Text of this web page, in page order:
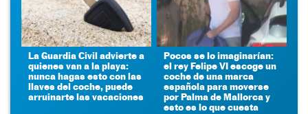
La Guardia Civil advierte a
quienes van a la playa:
nunca hagas esto con las
llaves del coche, puede
arruinarte las vacaciones
Pocos se lo imaginarían:
el rey Felipe VI escoge un
coche de una marca
española para moverse
por Palma de Mallorca y
esto es lo que cuesta